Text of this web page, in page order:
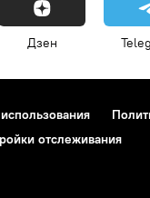
Дзен
отслеживания